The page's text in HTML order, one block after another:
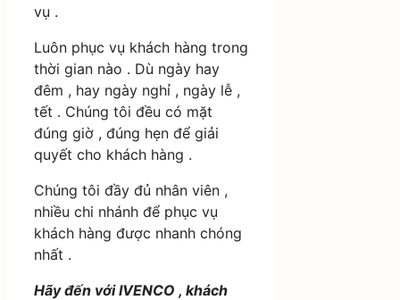
vụ .
Luôn phục vụ khách hàng trong
thời gian nào . Dù ngày hay
đêm , hay ngày nghỉ , ngày lễ ,
tết . Chúng tôi đều có mặt
đúng giờ , đúng hẹn để giải
quyết cho khách hàng .
Chúng tôi đầy đủ nhân viên ,
nhiều chi nhánh để phục vụ
khách hàng được nhanh chóng
nhất .
Hãy đến với IVENCO , khách